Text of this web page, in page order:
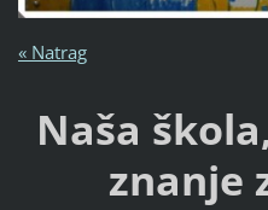
« Natrag
Naša
znanje